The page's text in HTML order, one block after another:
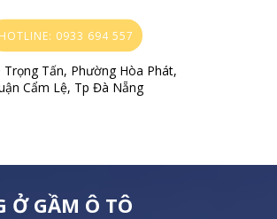
HOTLINE: 0933 694 557
Trọng Tấn, Phường Hòa Phát,
Cẩm Lệ, Tp Đà Nẵng
Ở GẦM Ô TÔ